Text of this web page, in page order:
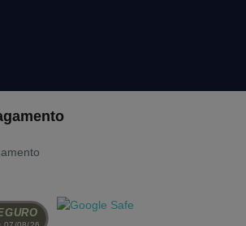
07/08/26